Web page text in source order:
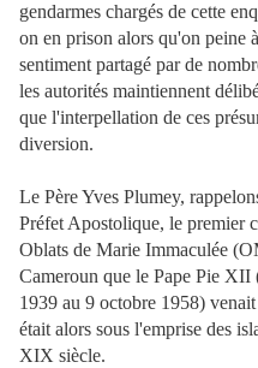
gendarmes chargés de cette
on en prison alors qu'on peine
sentiment partagé par de
les autorités maintiennent
que l'interpellation de ces
diversion.
Le Père Yves Plumey,
Préfet Apostolique, le premier
Oblats de Marie Immaculée
Cameroun que le Pape Pie
1939 au 9 octobre 1958)
était alors sous l'emprise des
XIX siècle.